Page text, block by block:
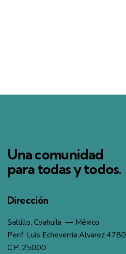
Una comunidad
para todas y todos.
Dirección
Saltillo, Coahuila — México
Perif. Luis Echeverria Alvarez 4780
C.P. 25000